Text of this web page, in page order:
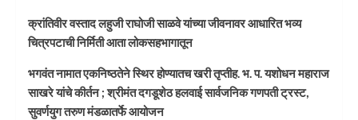
क्रांतिवीर वस्ताद लहुजी राघोजी साळवे यांच्या जीवनावर आधारित भव्य
चित्रपटाची निर्मिती आता लोकसहभागातून
भगवंत नामात एकनिष्ठतेने स्थिर होण्यातच खरी तृप्तीह. भ. प. यशोधन महाराज
साखरे यांचे कीर्तन ; श्रीमंत दगडूशेठ हलवाई सार्वजनिक गणपती ट्रस्ट,
सुवर्णयुग तरुण मंडळातर्फे आयोजन